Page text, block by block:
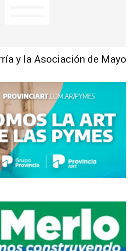
y la Asociación de Mayo